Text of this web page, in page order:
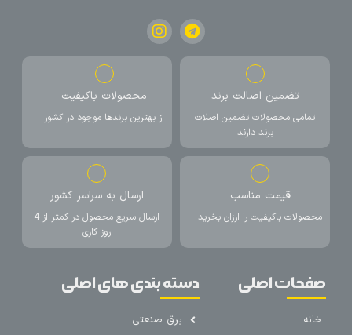
تضمین اصالت برند
تمامی محصولات تضمین اصلات
برند دارند
محصولات باکیفیت
از بهترین برندها موجود در کشور
قیمت مناسب
محصولات باکیفیت را ارزان بخرید
ارسال به سراسر کشور
ارسال سریع محصول در کمتر از 4
روز کاری
صفحات اصلی
خانه
دسته بندی های اصلی
برق صنعتی